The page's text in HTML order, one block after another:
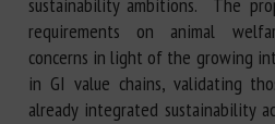
requirements on animal
concerns in light of the growing
in GI value chains, validating
already integrated sustainability